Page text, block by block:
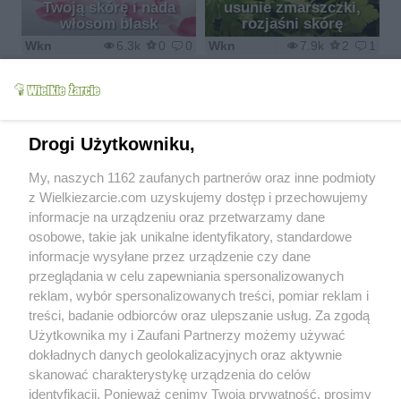
Twoją skórę i nada
włosom blask
6.3k 0 0
Wkn
usunie zmarszczki,
rozjaśni skórę
7.9k 2 1
Wkn
Jak dobrać filtr do
wody?
0
niezbędny w każdej
kuchni
Wkn
Jaką wodę należy pić?
5.6k 1 0
Wkn
Czysta woda w ciąży
6.3k
Wkn
Drogi Użytkowniku,
My, naszych 1162 zaufanych partnerów oraz inne podmioty
z Wielkiezarcie.com uzyskujemy dostęp i przechowujemy
informacje na urządzeniu oraz przetwarzamy dane
osobowe, takie jak unikalne identyfikatory, standardowe
informacje wysyłane przez urządzenie czy dane
przeglądania w celu zapewniania spersonalizowanych
reklam, wybór spersonalizowanych treści, pomiar reklam i
treści, badanie odbiorców oraz ulepszanie usług. Za zgodą
Użytkownika my i Zaufani Partnerzy możemy używać
dokładnych danych geolokalizacyjnych oraz aktywnie
skanować charakterystykę urządzenia do celów
identyfikacji. Ponieważ cenimy Twoją prywatność, prosimy